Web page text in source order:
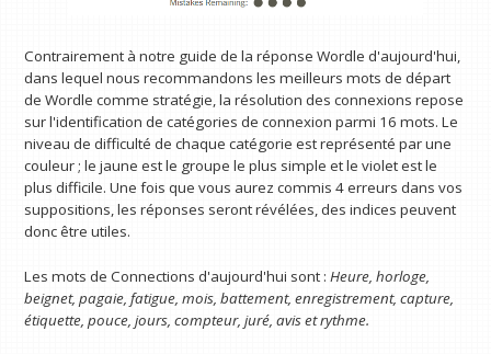
Contrairement à notre guide de la réponse Wordle d'aujourd'hui,
dans lequel nous recommandons les meilleurs mots de départ
de Wordle comme stratégie, la résolution des connexions repose
sur l'identification de catégories de connexion parmi 16 mots. Le
niveau de difficulté de chaque catégorie est représenté par une
couleur ; le jaune est le groupe le plus simple et le violet est le
plus difficile. Une fois que vous aurez commis 4 erreurs dans vos
suppositions, les réponses seront révélées, des indices peuvent
donc être utiles.
Les mots de Connections d'aujourd'hui sont :Heure, horloge,
beignet, pagaie, fatigue, mois, battement, enregistrement, capture,
étiquette, pouce, jours, compteur, juré, avis et rythme.